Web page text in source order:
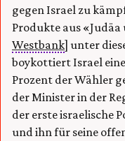
gegen Israel zu
Produkte aus
Westbank] unter
boykottiert Israel
Prozent der Wähler
der Minister in der
der erste israelische
und ihn für seine